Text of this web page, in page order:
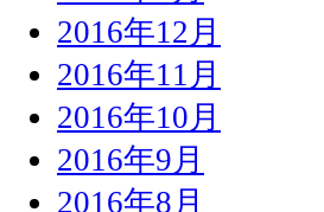
2016年12月
2016年11月
2016年10月
2016年9月
2016年8月